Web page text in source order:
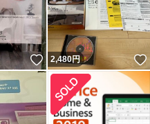
いいね！
2,480円